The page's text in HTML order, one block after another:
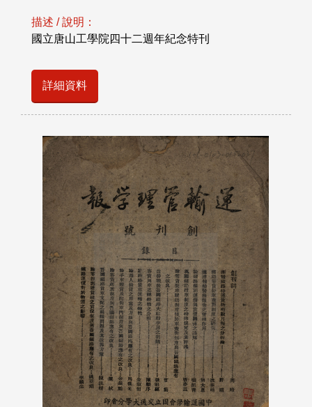
描述 / 說明：
國立唐山工學院四十二週年紀念特刊
詳細資料